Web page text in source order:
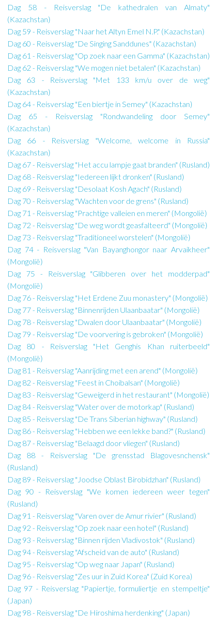
Dag 58 - Reisverslag "De kathedralen van Almaty"
(Kazachstan)
Dag 59 - Reisverslag "Naar het Altyn Emel N.P." (Kazachstan)
Dag 60 - Reisverslag "De Singing Sanddunes" (Kazachstan)
Dag 61 - Reisverslag "Op zoek naar een Gamma" (Kazachstan)
Dag 62 - Reisverslag "We mogen niet betalen" (Kazachstan)
Dag 63 - Reisverslag "Met 133 km/u over de weg"
(Kazachstan)
Dag 64 - Reisverslag "Een biertje in Semey" (Kazachstan)
Dag 65 - Reisverslag "Rondwandeling door Semey"
(Kazachstan)
Dag 66 - Reisverslag "Welcome, welcome in Russia"
(Kazachstan)
Dag 67 - Reisverslag "Het accu lampje gaat branden" (Rusland)
Dag 68 - Reisverslag "Iedereen lijkt dronken" (Rusland)
Dag 69 - Reisverslag "Desolaat Kosh Agach" (Rusland)
Dag 70 - Reisverslag "Wachten voor de grens" (Rusland)
Dag 71 - Reisverslag "Prachtige valleien en meren" (Mongolië)
Dag 72 - Reisverslag "De weg wordt geasfalteerd" (Mongolië)
Dag 73 - Reisverslag "Traditioneel worstelen" (Mongolië)
Dag 74 - Reisverslag "Van Bayanghongor naar Arvaikheer"
(Mongolië)
Dag 75 - Reisverslag "Glibberen over het modderpad"
(Mongolië)
Dag 76 - Reisverslag "Het Erdene Zuu monastery" (Mongolië)
Dag 77 - Reisverslag "Binnenrijden Ulaanbaatar" (Mongolië)
Dag 78 - Reisverslag "Dwalen door Ulaanbaatar" (Mongolië)
Dag 79 - Reisverslag "De voorvering is gebroken" (Mongolië)
Dag 80 - Reisverslag "Het Genghis Khan ruiterbeeld"
(Mongolië)
Dag 81 - Reisverslag "Aanrijding met een arend" (Mongolië)
Dag 82 - Reisverslag "Feest in Choibalsan" (Mongolië)
Dag 83 - Reisverslag "Geweigerd in het restaurant" (Mongolië)
Dag 84 - Reisverslag "Water over de motorkap" (Rusland)
Dag 85 - Reisverslag "De Trans Siberian highway" (Rusland)
Dag 86 - Reisverslag "Hebben we een lekke band?" (Rusland)
Dag 87 - Reisverslag "Belaagd door vliegen" (Rusland)
Dag 88 - Reisverslag "De grensstad Blagovesnchensk"
(Rusland)
Dag 89 - Reisverslag "Joodse Oblast Birobidzhan" (Rusland)
Dag 90 - Reisverslag "We komen iedereen weer tegen"
(Rusland)
Dag 91 - Reisverslag "Varen over de Amur rivier" (Rusland)
Dag 92 - Reisverslag "Op zoek naar een hotel" (Rusland)
Dag 93 - Reisverslag "Binnen rijden Vladivostok" (Rusland)
Dag 94 - Reisverslag "Afscheid van de auto" (Rusland)
Dag 95 - Reisverslag "Op weg naar Japan" (Rusland)
Dag 96 - Reisverslag "Zes uur in Zuid Korea" (Zuid Korea)
Dag 97 - Reisverslag "Papiertje, formuliertje en stempeltje"
(Japan)
Dag 98 - Reisverslag "De Hiroshima herdenking" (Japan)